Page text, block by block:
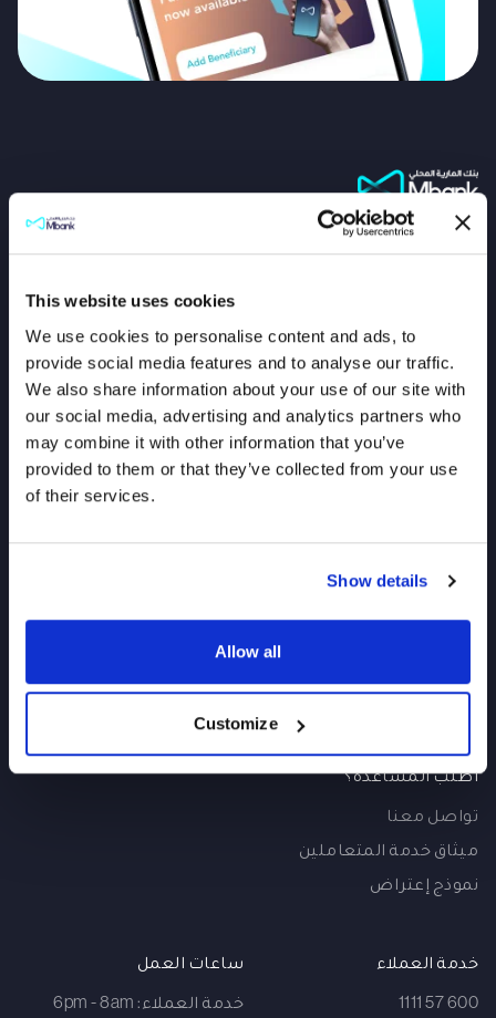
This website uses cookies
We use cookies to personalise content and ads, to
provide social media features and to analyse our traffic.
We also share information about your use of our site with
our social media, advertising and analytics partners who
may combine it with other information that you’ve
provided to them or that they’ve collected from your use
of their services.
Show details
Allow all
Customize
حساب الأبناء
الشركات
تأمين
محفظة آي إي سي
حياة مهنية
بيان الامتثال الخارجي
الشروط والأحكام
سياسة الإبلاغ
دليل الخدمات والأسعار
بيان حقائق رئيسية
إخلاء مسؤولية
توعية المتعاملين
كيفية الاستخدام
اطلب المساعدة؟
تواصل معنا
ميثاق خدمة المتعاملين
نموذج إعتراض
خدمة العملاء
600 57 1111
ساعات العمل
خدمة العملاء: 6pm - 8am